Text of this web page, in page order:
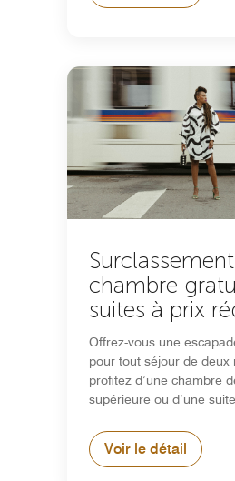
chambre
suites à prix
Offrez-vous une
pour tout séjour de deux
profitez d’une chambre
supérieure ou d’une
Voir le détail